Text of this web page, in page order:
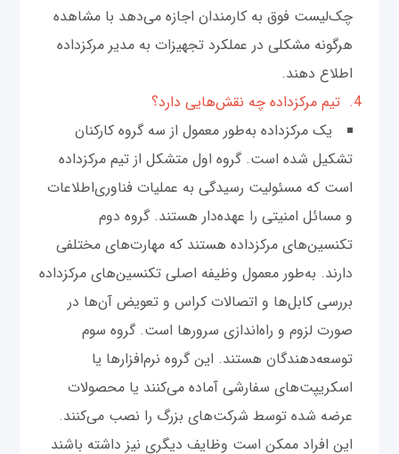
چک‌لیست فوق به کارمندان اجازه می‌دهد با مشاهده
هرگونه مشکلی در عملکرد تجهیزات به مدیر مرکز‌داده
اطلاع دهند.
4. تیم مرکز‌داده چه نقش‌هایی دارد؟
یک مرکز‌داده به‌طور معمول از سه گروه کارکنان
تشکیل شده است. گروه اول متشکل از تیم مرکز‌داده
است که مسئولیت رسیدگی به عملیات فناوری‌اطلاعات
و مسائل امنیتی را عهده‌دار هستند. گروه دوم
تکنسین‌های مرکز‌داده هستند که مهارت‌های مختلفی
دارند. به‌طور معمول وظیفه اصلی تکنسین‌های مرکز‌داده
بررسی کابل‌ها و اتصالات کراس و تعویض آن‌ها در
صورت لزوم و راه‌اندازی سرورها است. گروه سوم
توسعه‌دهندگان هستند. این گروه نرم‌افزارها یا
اسکریپت‌های سفارشی آماده می‌کنند یا محصولات
عرضه شده توسط شرکت‌های بزرگ را نصب می‌کنند.
این افراد ممکن است وظایف دیگری نیز داشته باشند